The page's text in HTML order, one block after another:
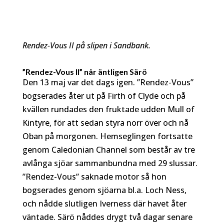
Rendez-Vous II på slipen i Sandbank.
”Rendez-Vous II” når äntligen Särö
Den 13 maj var det dags igen. ”Rendez-Vous”
bogserades åter ut på Firth of Clyde och på
kvällen rundades den fruktade udden Mull of
Kintyre, för att sedan styra norr över och nå
Oban på morgonen. Hemseglingen fortsatte
genom Caledonian Channel som består av tre
avlånga sjöar sammanbundna med 29 slussar.
”Rendez-Vous” saknade motor så hon
bogserades genom sjöarna bl.a. Loch Ness,
och nådde slutligen Iverness där havet åter
väntade. Särö nåddes drygt två dagar senare